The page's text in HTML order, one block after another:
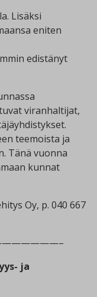
Lisäksi
eniten
edistänyt
viranhaltijat,
teemoista ja
Tänä vuonna
kunnat
Oy, p. 040 667
ja